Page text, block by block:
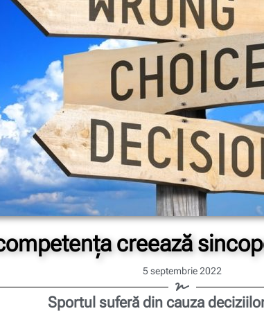
creează
5 septembrie 2022
Sportul suferă din cauza